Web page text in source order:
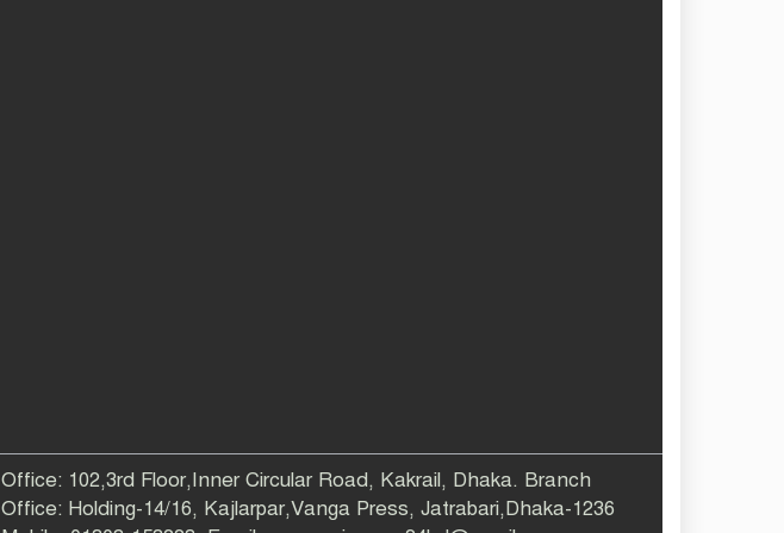
Office: 102,3rd Floor,Inner Circular Road, Kakrail, Dhaka. Branch
Office: Holding-14/16, Kajlarpar,Vanga Press, Jatrabari,Dhaka-1236